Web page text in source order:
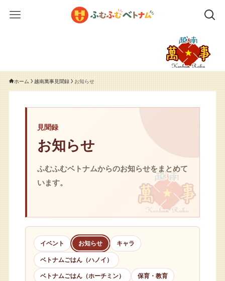
ホーム 越南萬事見聞録 お知らせ
見聞録
お知らせ
ふむふむベトナムからのお知らせをまとめて
います。
イベント お知らせ
キャラ
ベトナムごはん（ハノイ）
ベトナムごはん（ホーチミン）
保育・教育